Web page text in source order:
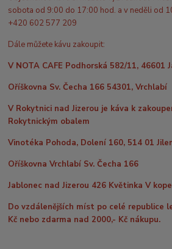
sobota od 9:00 do 17:00 hod. a v neděli od
+420 602 577 209
Dále můžete kávu zakoupit:
V NOTA CAFE Podhorská 582/11, 46601
Oříškovna Sv. Čecha 166 54301, Vrchlabí
V Rokytnici nad Jizerou je káva k
Rokytnickým obalem
Vinotéka Pohoda, Dolení 160, 514 01
Oříškovna Vrchlabí Sv. Čecha 166
Jablonec nad Jizerou 426 Květinka V
Do vzdálenějších míst po celé republice
Kč nebo zdarma nad 2000,- Kč nákupu.